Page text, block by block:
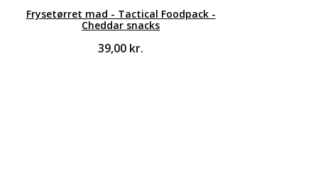
Frysetørret mad - Tactical Foodpack -
Cheddar snacks
39,00 kr.